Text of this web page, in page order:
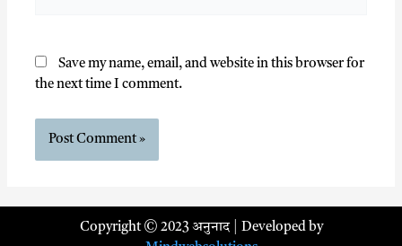
Save my name, email, and website in this browser for
the next time I comment.
Copyright © 2023 अनुनाद | Developed by